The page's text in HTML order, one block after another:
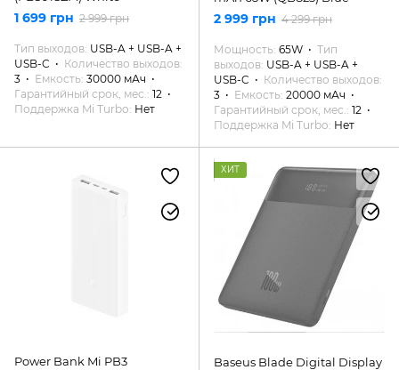
1 699 грн 2 999 грн
Тип выходов USB-A + USB-A +
USB-C
Количество выходов
3
Емкость 30000 мАч
Гарантийный срок, мес.
12
Поддержка Mi Turbo Нет
2 999 грн 4 299 грн
Мощность 65W
Тип
выходов USB-A + USB-A +
USB-C
Количество выходов
3
Емкость 20000 мАч
Гарантийный срок, мес.
12
Поддержка Mi Turbo Нет
Power Bank Mi PB3
ХИТ
Baseus Blade Digital Display